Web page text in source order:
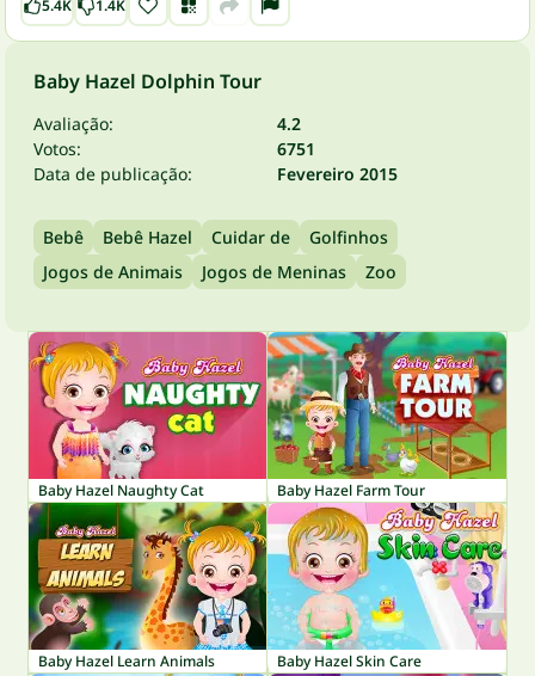
5.4K 1.4K
Baby Hazel Dolphin Tour
Avaliação:
4.2
Votos:
6751
Data de publicação:
Fevereiro 2015
Bebê Bebê Hazel Cuidar de
Golfinhos
Jogos de Animais
Jogos de Meninas Zoo
Baby Hazel Naughty Cat Baby Hazel Farm Tour
Baby Hazel Learn Animals Baby Hazel Skin Care